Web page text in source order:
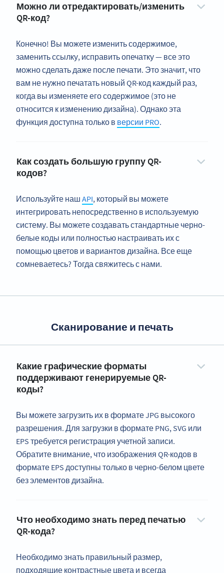
Можно ли отредактировать/изменить
QR-код?
Конечно! Вы можете изменить содержимое,
заменить ссылку, исправить опечатку — все это
можно сделать даже после печати. Это значит, что
вам не нужно печатать новый QR-код каждый раз,
когда вы изменяете его содержимое (это не
относится к изменению дизайна). Однако эта
функция доступна только в версии PRO.
Как создать большую группу QR-
кодов?
Используйте наш API, который вы можете
интегрировать непосредственно в используемую
систему. Вы можете создавать стандартные черно-
белые коды или полностью настраивать их с
помощью цветов и вариантов дизайна. Все еще
сомневаетесь? Тогда свяжитесь с нами.
Сканирование и печать
Какие графические форматы
поддерживают генерируемые QR-
коды?
Вы можете загрузить их в формате JPG высокого
разрешения. Для загрузки в формате PNG, SVG или
EPS требуется регистрация учетной записи.
Обратите внимание, что изображения QR-кодов в
формате EPS доступны только в черно-белом цвете
без элементов дизайна.
Что необходимо знать перед печатью
QR-кода?
Необходимо знать правильный размер,
подходящие контрастные цвета и всегда